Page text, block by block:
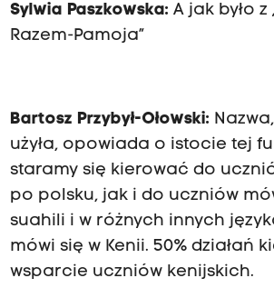
Sylwia Paszkowska: A jak było
Razem-Pamoja”
Bartosz Przybył-Ołowski:
użyła, opowiada o istocie tej
staramy się kierować do
po polsku, jak i do uczniów
suahili i w różnych innych
mówi się w Kenii. 50% działań
wsparcie uczniów kenijskich.